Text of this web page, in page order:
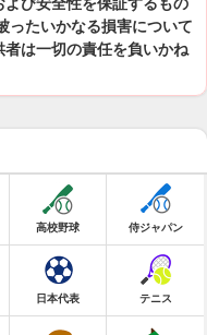
ったいかなる損害について
は一切の責任を負いかね
高校野球 侍ジャパン
日本代表 テニス